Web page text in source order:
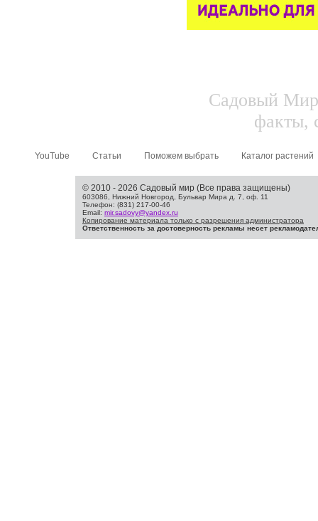
Садовый
факты,
YouTube Статьи Поможем выбрать Каталог растений
© 2010 - 2026 Садовый мир (Все права защищены)
603086, Нижний Новгород, Бульвар Мира д. 7, оф. 11
Телефон: (831) 217-00-46
Email: mir.sadovy@yandex.ru
Копирование материала только с разрешения администратора
Ответственность за достоверность рекламы несет